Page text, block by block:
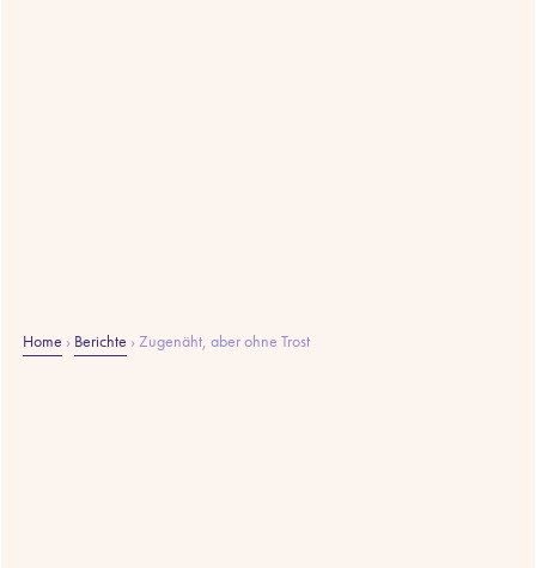
Home › Berichte ›Zugenäht, aber ohne Trost